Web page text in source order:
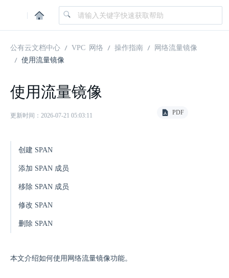
|
公有云文档中心 VPC 网络 操作指南
网络流量镜像
使用流量镜像
使用流量镜像
更新时间：2026-07-21 05:03:11 PDF
创建 SPAN
添加 SPAN 成员
移除 SPAN 成员
修改 SPAN
删除 SPAN
本文介绍如何使用网络流量镜像功能。